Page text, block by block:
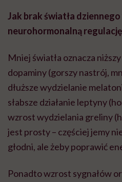
Jak brak światła dziennego
neurohormonalną
Mniej światła oznacza
dopaminy (gorszy nastrój,
dłuższe wydzielanie
słabsze działanie leptyny
wzrost wydzielania greliny
jest prosty – częściej jemy
głodni, ale żeby poprawić
Ponadto wzrost sygnałów